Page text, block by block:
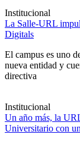
Institucional
La Salle-URL
Digitals
El campus es uno
nueva entidad y
directiva
Institucional
Un año más, la
Universitario con